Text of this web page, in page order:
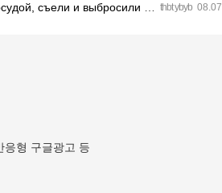
thbt ybyb 08.07
и выбросили шпажки. https…
응형 구글광고 등